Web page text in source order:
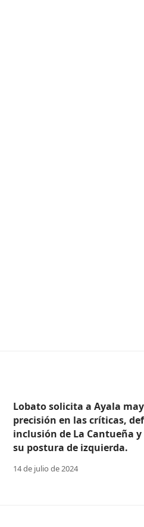
Lobato solicita a Ayala
precisión en las críticas,
inclusión de La Cantueña
su postura de izquierda.
14 de julio de 2024